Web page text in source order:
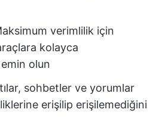
verimlilik için
kolayca
emin olun
sohbetler ve yorumlar
erişilip erişilemediğini